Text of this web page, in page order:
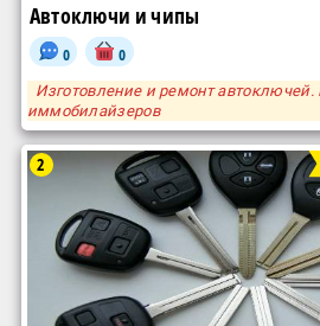
Автоключи и чипы
0 0
Изготовление и ремонт автоключей.
иммобилайзеров
2